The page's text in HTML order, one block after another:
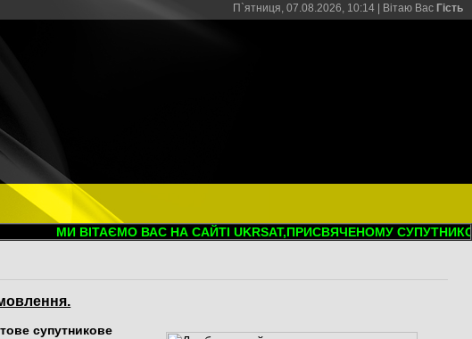
П`ятниця, 07.08.2026, 10:14 | Вітаю Вас Гість
МИ ВІТАЄМО ВАС НА САЙТІ UKRSAT,ПРИСВЯЧЕНОМУ
супутникове